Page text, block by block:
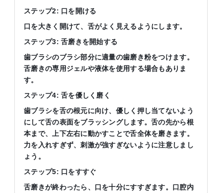
ステップ2: 口を開ける
口を大きく開けて、舌がよく見えるようにします。
ステップ3: 舌磨きを開始する
歯ブラシのブラシ部分に適量の歯磨き粉をつけます。
舌磨きの専用ジェルや液体を使用する場合もありま
す。
ステップ4: 舌を優しく磨く
歯ブラシを舌の根元に向け、優しく押し当てないよう
にして舌の表面をブラッシングします。舌の先から根
本まで、上下左右に動かすことで舌全体を磨きます。
力を入れすぎず、刺激が強すぎないように注意しまし
ょう。
ステップ5: 口をすすぐ
舌磨きが終わったら、口を十分にすすぎます。口腔内